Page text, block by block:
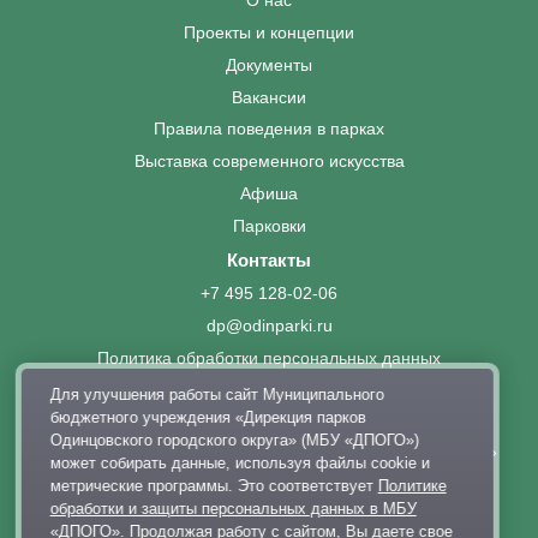
Проекты и концепции
Документы
Вакансии
Правила поведения в парках
Выставка современного искусства
Афиша
Парковки
Контакты
+7 495 128-02-06
dp@odinparki.ru
Политика обработки персональных данных
Версия для слабовидящих
МБУ «Дирекция парков Одинцовского городского округа»
Для улучшения работы сайт Муниципального
бюджетного учреждения «Дирекция парков
Одинцовского городского округа» (МБУ «ДПОГО»)
может собирать данные, используя файлы cookie и
метрические программы. Это соответствует Политике
обработки и защиты персональных данных в МБУ
«ДПОГО». Продолжая работу с сайтом, Вы даете свое